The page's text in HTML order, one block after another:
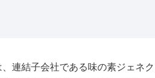
、連結子会社である味の素ジェネ